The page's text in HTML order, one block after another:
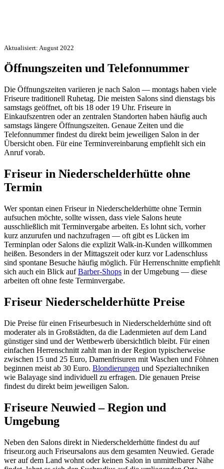
Aktualisiert: August 2022
Öffnungszeiten und Telefonnummer
Die Öffnungszeiten variieren je nach Salon — montags haben viele
Friseure traditionell Ruhetag. Die meisten Salons sind dienstags bis
samstags geöffnet, oft bis 18 oder 19 Uhr. Friseure in
Einkaufszentren oder an zentralen Standorten haben häufig auch
samstags längere Öffnungszeiten. Genaue Zeiten und die
Telefonnummer findest du direkt beim jeweiligen Salon in der
Übersicht oben. Für eine Terminvereinbarung empfiehlt sich ein
Anruf vorab.
Friseur in Niederschelderhütte ohne
Termin
Wer spontan einen Friseur in Niederschelderhütte ohne Termin
aufsuchen möchte, sollte wissen, dass viele Salons heute
ausschließlich mit Terminvergabe arbeiten. Es lohnt sich, vorher
kurz anzurufen und nachzufragen — oft gibt es Lücken im
Terminplan oder Salons die explizit Walk-in-Kunden willkommen
heißen. Besonders in der Mittagszeit oder kurz vor Ladenschluss
sind spontane Besuche häufig möglich. Für Herrenschnitte empfiehlt
sich auch ein Blick aufBarber-Shops in der Umgebung — diese
arbeiten oft ohne feste Terminvergabe.
Friseur Niederschelderhütte Preise
Die Preise für einen Friseurbesuch in Niederschelderhütte sind oft
moderater als in Großstädten, da die Ladenmieten auf dem Land
günstiger sind und der Wettbewerb übersichtlich bleibt. Für einen
einfachen Herrenschnitt zahlt man in der Region typischerweise
zwischen 15 und 25 Euro, Damenfrisuren mit Waschen und Föhnen
beginnen meist ab 30 Euro. Blondierungen und Spezialtechniken
wie Balayage sind individuell zu erfragen. Die genauen Preise
findest du direkt beim jeweiligen Salon.
Friseure Neuwied – Region und
Umgebung
Neben den Salons direkt in Niederschelderhütte findest du auf
friseur.org auch Friseursalons aus dem gesamten Neuwied. Gerade
wer auf dem Land wohnt oder keinen Salon in unmittelbarer Nähe